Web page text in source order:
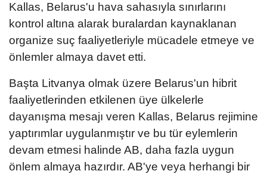
Kallas, Belarus'u hava sahasıyla sınırlarını
kontrol altına alarak buralardan kaynaklanan
organize suç faaliyetleriyle mücadele etmeye ve
önlemler almaya davet etti.
Başta Litvanya olmak üzere Belarus'un hibrit
faaliyetlerinden etkilenen üye ülkelerle
dayanışma mesajı veren Kallas, Belarus rejimine
yaptırımlar uygulanmıştır ve bu tür eylemlerin
devam etmesi halinde AB, daha fazla uygun
önlem almaya hazırdır. AB'ye veya herhangi bir